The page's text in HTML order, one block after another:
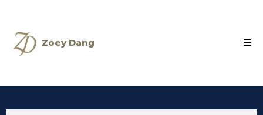
Zoey Dang